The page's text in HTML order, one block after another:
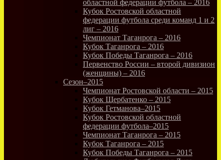
областной федерации футбола – 2016
Кубок Ростовской областной
федерации футбола среди команд 1 и 2
лиг – 2016
Чемпионат Таганрога – 2016
Кубок Таганрога – 2016
Кубок Победы Таганрога – 2016
Первенство России – второй дивизион
(женщины) – 2016
Сезон–2015
Чемпионат Ростовской области – 2015
Кубок Щербатенко – 2015
Кубок Гетманова–2015
Кубок Ростовской областной
федерации футбола–2015
Чемпионат Таганрога – 2015
Кубок Таганрога – 2015
Кубок Победы Таганрога – 2015